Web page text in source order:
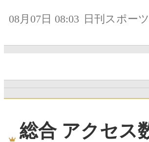
08月07日 08:03 日刊スポーツ
総合 アクセス